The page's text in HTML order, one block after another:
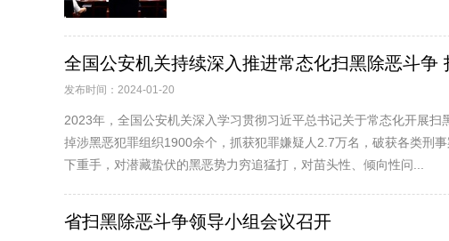
全国公安机关持续深入推进常态化扫黑除恶斗
发布时间：2024-01-20
2023年，全国公安机关深入学习贯彻习近平总书记关于常态化开展
掉涉黑恶犯罪组织1900余个，抓获犯罪嫌疑人2.7万名，破获各类刑
下重手，对潜藏蛰伏的黑恶势力穷追猛打，对苗头性、倾向性问...
省扫黑除恶斗争领导小组会议召开